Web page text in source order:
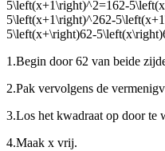
5\left(x+1\right)^2=162-
5\left(x+1\right)^262-
5\left(x+\right)62-
1.Begin door 62 van beide
2.Pak vervolgens de
3.Los het kwadraat op door te
4.Maak x vrij.